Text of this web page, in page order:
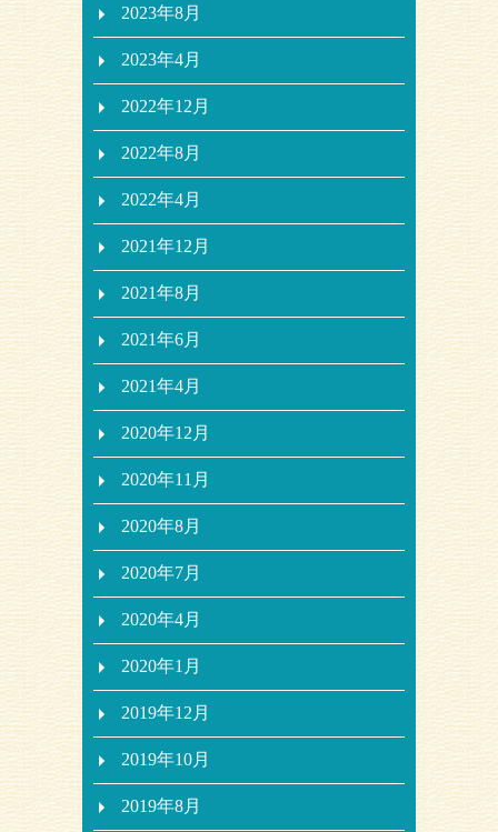
2023年8月
2023年4月
2022年12月
2022年8月
2022年4月
2021年12月
2021年8月
2021年6月
2021年4月
2020年12月
2020年11月
2020年8月
2020年7月
2020年4月
2020年1月
2019年12月
2019年10月
2019年8月